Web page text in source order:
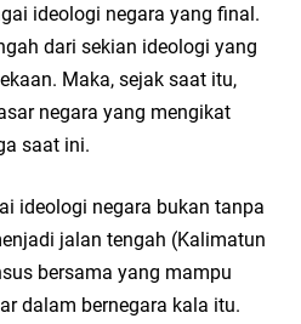
ideologi negara yang final.
dari sekian ideologi yang
Maka, sejak saat itu,
negara yang mengikat
saat ini.
ideologi negara bukan tanpa
jalan tengah (Kalimatun
bersama yang mampu
dalam bernegara kala itu.